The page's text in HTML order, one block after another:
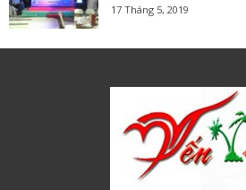
17 Tháng 5, 2019